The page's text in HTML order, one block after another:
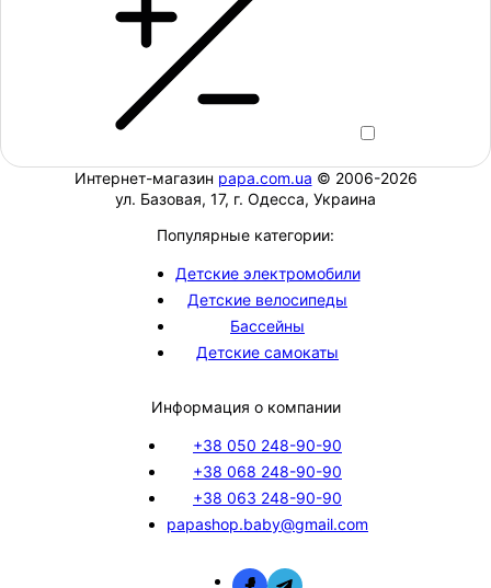
Интернет-магазин papa.com.ua © 2006-2026
ул. Базовая, 17, г. Одесса, Украина
Популярные категории:
Детские электромобили
Детские велосипеды
Бассейны
Детские самокаты
Информация о компании
+38 050 248-90-90
+38 068 248-90-90
+38 063 248-90-90
papashop.baby@gmail.com